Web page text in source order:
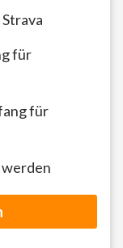
für
für